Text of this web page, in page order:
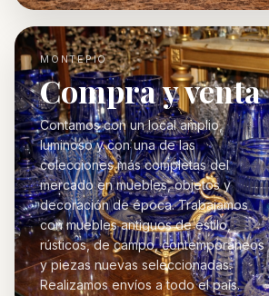
MONTEPIO
Compra y venta
Contamos con un local amplio,
luminoso y con una de las
colecciones más completas del
mercado en muebles, objetos y
decoración de época. Trabajamos
con muebles antiguos de estilo,
rústicos, de campo, contemporáneos
y piezas nuevas seleccionadas.
Realizamos envíos a todo el país.